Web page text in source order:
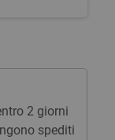
2 giorni
spediti